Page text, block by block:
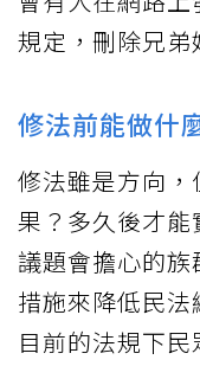
規定，刪除兄弟
修法前能做什
修法雖是方向
果？多久後才
議題會擔心的
措施來降低民
目前的法規下民